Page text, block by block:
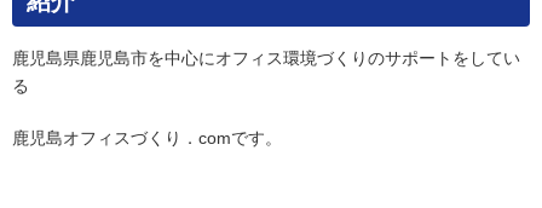
鹿児島県鹿児島市を中心にオフィス環境づくりのサポートをしてい
る
鹿児島オフィスづくり．comです。